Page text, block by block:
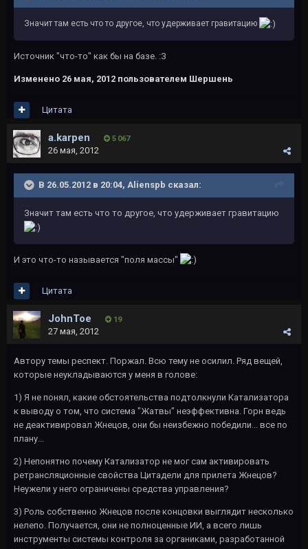
Значит там есть что то другое, что удерживает гравитацию
Источник "что-то" как бы на базе. :З
Изменено 26 мая, 2012 пользователем Шершень
Цитата
a.karpen 5 067
26 мая, 2012
В 26.05.2012 в 20:04, Alienspb сказал:
Значит там есть что то другое, что удерживает гравитацию
И это что-то называется "поля массы"
Цитата
JohnToe 19
27 мая, 2012
Автору темы респект. Поржал. Всю тему не осилил. Ряд вещей,
которые неукладываются у меня в голове:
1) Я не понял, какие обстоятельства подтолкнули Катализатора
к выводу о том, что система "Жатвы" неэффективна. Горн ведь
не деактивировал Жнецов, они бы неизбежно победили... все по
плану...
2) Непонятно почему Катализатор не мог сам активировать
ретрансляционные свойства Цитадели для прилета Жнецов?
Неужели у него ограничены средства управления?
3) Роль собственно Жнецов после концовки выглядит несколько
нелепо. Получается, они не полноценные ИИ, а всего лишь
инструменты системы контроля за органиками, разработанной